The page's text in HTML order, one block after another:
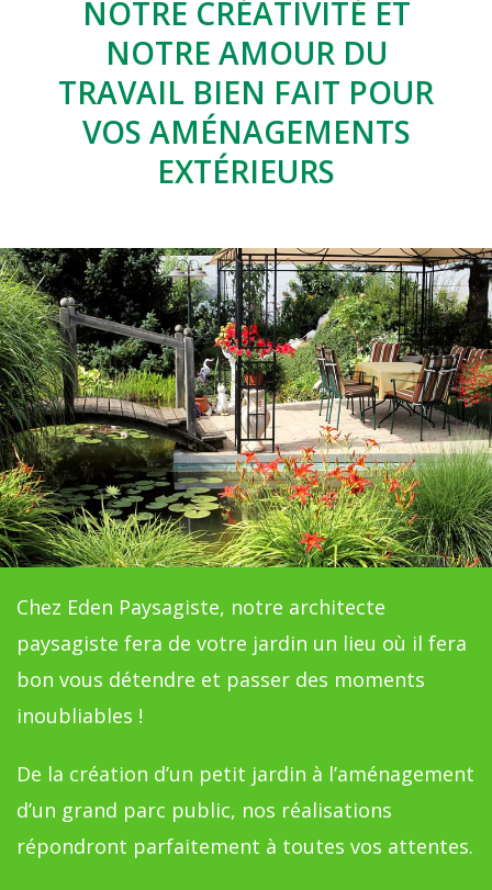
NOTRE CRÉATIVITÉ ET
NOTRE AMOUR DU
TRAVAIL BIEN FAIT POUR
VOS AMÉNAGEMENTS
EXTÉRIEURS
Chez Eden Paysagiste, notre architecte
paysagiste fera de votre jardin un lieu où il fera
bon vous détendre et passer des moments
inoubliables !
De la création d’un petit jardin à l’aménagement
d’un grand parc public, nos réalisations
répondront parfaitement à toutes vos attentes.